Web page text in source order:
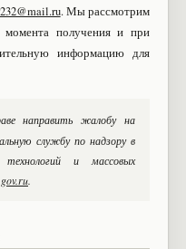
. Мы рассмотрим
получения и при
информацию для
направить жалобу на
службу по надзору в
и массовых
.